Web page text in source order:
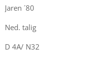
Jaren ´80
Ned. talig
D 4A/ N32